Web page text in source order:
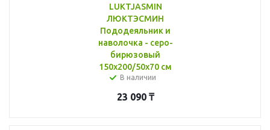
LUKTJASMIN
ЛЮКТЭСМИН
Пододеяльник и
наволочка - серо-
бирюзовый
150x200/50x70 см
В наличии
23 090₸